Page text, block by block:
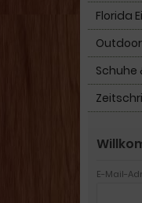
Florida
Schuhe
E-Mail-